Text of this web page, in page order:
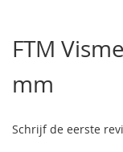
het
begin
van
de
gallerij
FTM
mm
Schrijf de eerste